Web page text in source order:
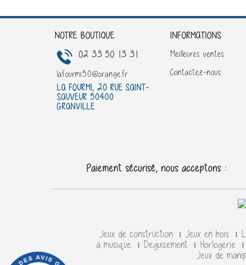
NOTRE BOUTIQUE
02 33 50 13 31
lafourmi50@orange.fr
LA FOURMI, 20 RUE SAINT-
SAUVEUR 50400
GRANVILLE
INFORMATIONS
Meilleures ventes
Contactez-nous
Paiement sécurisé, nous acceptons :
Jeux de construction Jeux en bois
a musique
Deguisement Horlogerie
Jeux de